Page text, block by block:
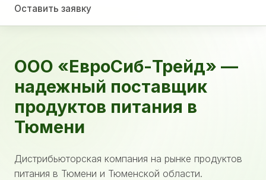
Оставить заявку
ООО «ЕвроСиб-Трейд» —
надежный поставщик
продуктов питания в
Тюмени
Дистрибьюторская компания на рынке продуктов
питания в Тюмени и Тюменской области.